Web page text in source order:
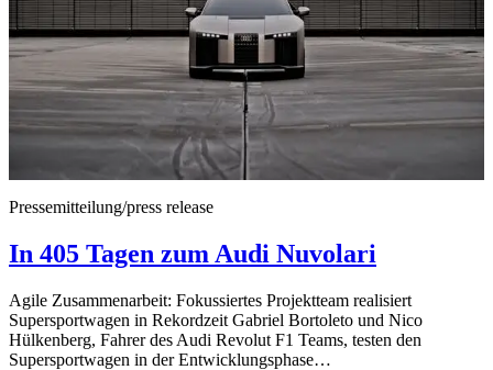
Pressemitteilung/press release
In 405 Tagen zum Audi Nuvolari
Agile Zusammenarbeit: Fokussiertes Projektteam realisiert
Supersportwagen in Rekordzeit Gabriel Bortoleto und Nico
Hülkenberg, Fahrer des Audi Revolut F1 Teams, testen den
Supersportwagen in der Entwicklungsphase…